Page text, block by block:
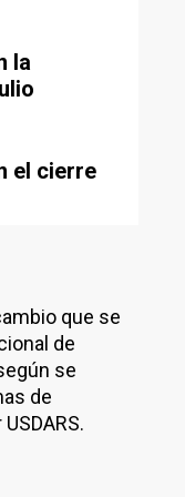
la
el cierre
que se
de
se
de